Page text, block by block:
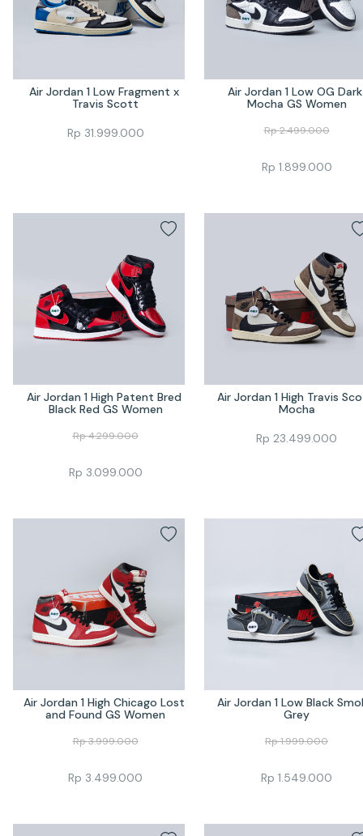
Air Jordan 1 Low Fragment x
Travis Scott
Rp 31.999.000
Air Jordan 1 Low OG Dark
Mocha GS Women
Rp2.499.000
Rp 1.899.000
Air Jordan 1 High Patent Bred
Black Red GS Women
Rp4.299.000
Rp 3.099.000
Air Jordan 1 High Travis
Mocha
Rp 23.499.000
Air Jordan 1 High Chicago Lost
and Found GS Women
Rp3.999.000
Rp 3.499.000
Air Jordan 1 Low Black
Grey
Rp1.999.000
Rp 1.549.000